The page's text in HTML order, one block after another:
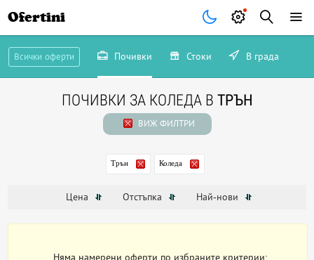
Ofertini
Всички оферти Почивки Стоки В града
ПОЧИВКИ ЗА КОЛЕДА В ТРЪН
ВИЖ ФИЛТРИ
Трън Коледа
Цена Отстъпка Най-нови
Няма намерени оферти по избраните критерии: